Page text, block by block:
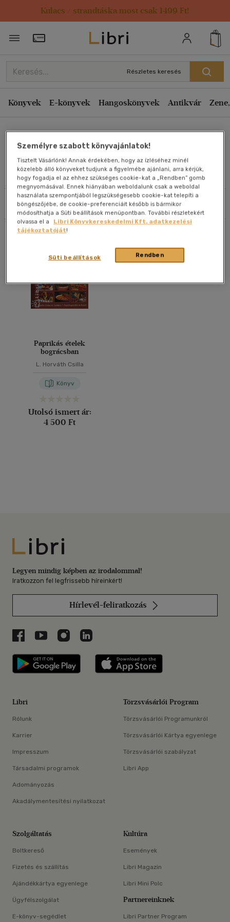
Kulacs / strandtáska most csak 1499 Ft!
Törzsvásárlói Kártya adatai
Részletes keresés
Könyvek E-könyvek Hangoskönyvek Antikvár
Művei
Szűrés Rendezés
Rendezés
Kiadás éve szerint csökkenő
Ár szerint csökkenő
Eladott darabszám szerint csökkenő
Eladott darabszám szerint növekvő
Cím szerint A-Z
Szerző szerint A-Z
Megjelenítés
20 db / oldal
Alkalmaz
Paprikás ételek
bográcsban
L. Horváth Csilla
Könyv
Utolsó ismert ár:
4 500 Ft
Libri
Legyen mindig képben az irodalommal!
Iratkozzon fel legfrissebb híreinkért!
Hírlevél-feliratkozás
Libri a Facebookon
Libri a Youtube-on
Libri az Instagramon
Libri a LinkedInen
Libri applikáció Szerezd meg: Google
Libri
Rólunk
Karrier
Impresszum
Társadalmi programok
Adományozás
Akadálymentesítési nyilatkozat
Törzsvásárlói Program
Törzsvásárlói Programunkról
Törzsvásárlói Kártya egyenlege
Törzsvásárlói szabályzat
Libri App
Szolgáltatás
Boltkereső
Fizetés és szállítás
Ajándékkártya egyenlege
Ügyfélszolgálat
E-könyv-segédlet
Kultúra
Események
Libri Magazin
Libri Mini Polc
Partnereinknek
Libri Partner Program
Személyre szabott könyvajánlatok!
Tisztelt Vásárlónk! Annak érdekében, hogy az ízléséhez minél
közelebb álló könyveket tudjunk a figyelmébe ajánlani, arra kérjük,
hogy fogadja el az ehhez szükséges cookie-kat a „Rendben” gomb
megnyomásával. Ennek hiányában weboldalunk csak a weboldal
használata szempontjából legszükségesebb cookie-kat telepíti a
böngészőjébe, de cookie-preferenciáit később is bármikor
módosíthatja a Süti beállítások menüpontban. További részletekért
olvassa el a
Libri Könyvkereskedelmi Kft. adatkezelési
tájékoztatóját!
Rendben
Süti beállítások